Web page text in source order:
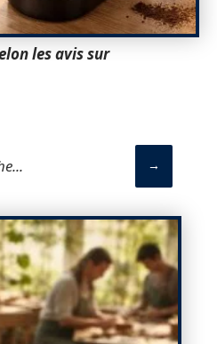
les avis sur